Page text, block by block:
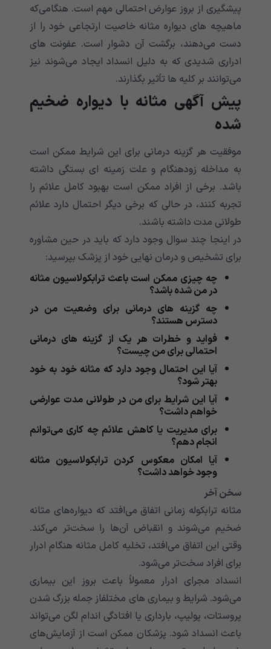
پیشگیری از بروز عوارض احتمالی مهم است. هنگامی‌‌‌‌‌‌‌‌‌‌‌‌‌که
ماهیچه های دیواره مثانه خاصیت ارتجاعی خود را از
دست می‌‌‌‌‌‌‌‌‌‌‌‌‌دهند، برگشت آن دشوار است. عفونت های
ادراری شدیدی که به دلیل انسداد ایجاد می‌‌‌‌‌‌‌‌‌‌‌‌‌شوند نیز
می‌‌‌‌‌‌‌‌‌‌‌‌‌توانند بر کلیه ها تأثیر بگذارند.
پیش آگهی مثانه با دیواره ضخیم
شده
موفقیت هر گزینه درمانی برای این شرایط ممکن است
به مداخله زودهنگام و علت زمینه ای بستگی داشته
باشد. برخی از افراد ممکن است بهبود کامل علائم را
تجربه کنند، در حالی که برخی دیگر احتمال دارد علائم
طولانی مدت داشته باشند.
در اینجا چند سوال وجود دارد که باید در حین مشاوره
برای تشخیص و درمان نهایی خود از پزشک بپرسید:
چه چیزی ممکن است باعث ترابکولاسیون مثانه
در من شده باشد؟
چه گزینه های درمانی برای وضعیت من در
دسترس هستند؟
فواید و خطرات هر یک از گزینه های درمانی
احتمالی برای من چیست؟
آیا این احتمال وجود دارد که مثانه خود به خود
بهتر شود؟
آیا این شرایط برای من در طولانی مدت عوارضی
خواهم داشت؟
برای مدیریت یا کاهش علائم چه کاری می‌‌‌‌‌‌‌‌‌‌‌‌‌توانم
انجام دهم؟
آیا امکان معکوس کردن ترابکولاسیون مثانه
وجود خواهد داشت؟
سخن آخر
مثانه ترابکوله زمانی اتفاق می‌افتد که دیواره‌های مثانه
ضخیم می‌شوند و انقباض آن‌ها را سخت‌تر می‌کند.
وقتی این اتفاق می‌افتد، تخلیه کامل مثانه هنگام ادرار
برای افراد سخت‌تر می‌شود.
انسداد مجرای ادرار معمولاً باعث بروز این بیماری
می‌‌‌‌‌‌‌‌‌‌‌‌‌شود. شرایط و بیماری های مختلفاز جمله بزرگ شدن
پروستات، پولیپ، بارداری یا افتادگی اندام لگن می‌‌‌‌‌‌‌‌‌‌‌‌‌تواند
باعث انسداد شود. پزشکان ممکن است از آزمایش‌های